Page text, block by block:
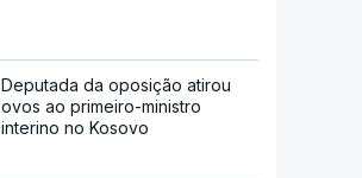
Deputada da oposição atirou
ovos ao primeiro-ministro
interino no Kosovo